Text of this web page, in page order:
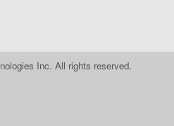
Inc. All rights reserved.